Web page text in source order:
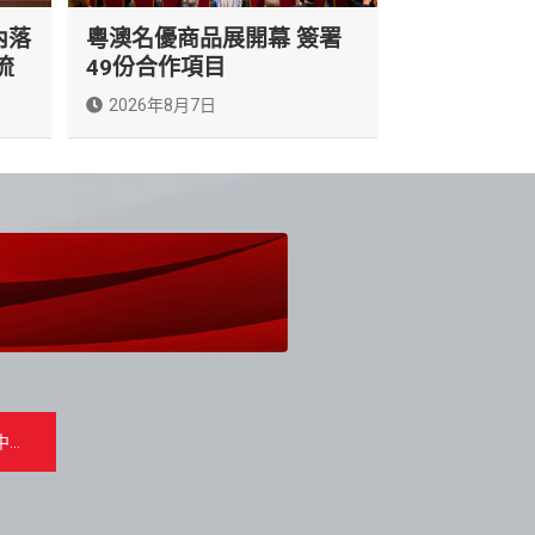
落
粵澳名優商品展開幕 簽署
49份合作項目
2026年8月7日